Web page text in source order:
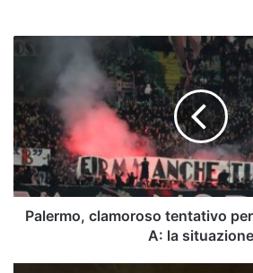
Palermo,
per
una
stella
di
Serie
A:
Palermo, clamoroso tentativo
A: la situazione